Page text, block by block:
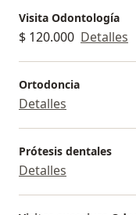
Visita Odontología
$ 120.000 Detalles
Ortodoncia
Detalles
Prótesis dentales
Detalles